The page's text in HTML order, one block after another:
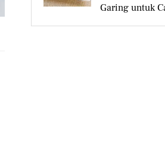
Garing untuk
Pesta